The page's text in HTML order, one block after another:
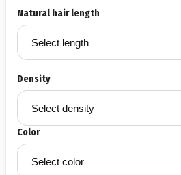
Natural hair length
Density
Color